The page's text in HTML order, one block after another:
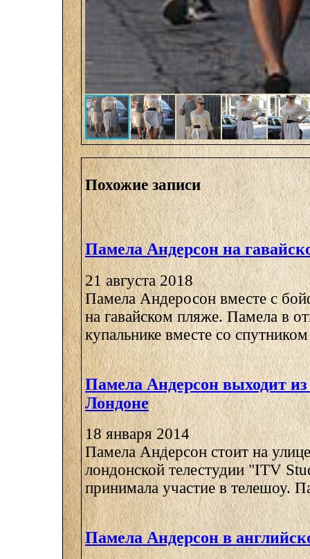
Похожие записи
Памела Андерсон на
21 августа 2018
Памела Андеросон вместе с
на гавайском пляже. Памела в
купальнике вместе со
Памела Андерсон выходит из
Лондоне
18 января 2014
Памела Андерсон стоит на
лондонской телестудии "ITV
принимала участие в телешоу.
Памела Андерсон в